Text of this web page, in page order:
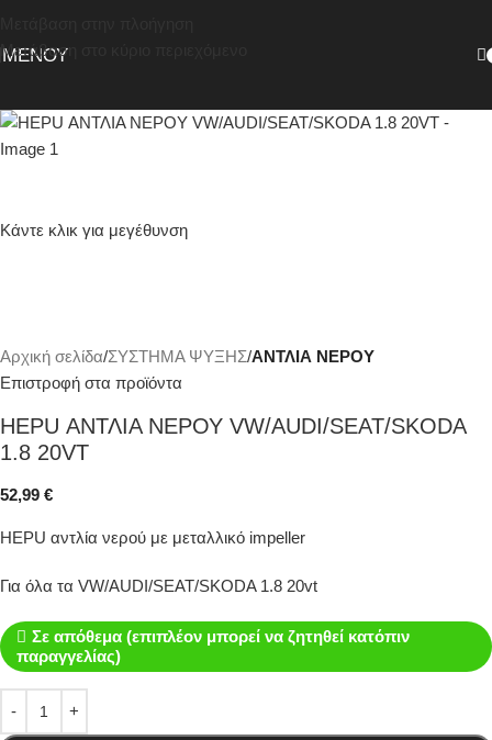
Μετάβαση στο κύριο περιεχόμενο
ΜΕΝΟΎ
Κάντε κλικ για μεγέθυνση
Αρχική σελίδα ΣΥΣΤΗΜΑ ΨΥΞΗΣ ΑΝΤΛΙΑ ΝΕΡΟΥ
Επιστροφή στα προϊόντα
HEPU ΑΝΤΛΙΑ ΝΕΡΟΥ VW/AUDI/SEAT/SKODA
1.8 20VT
52,99 €
HEPU αντλία νερού με μεταλλικό impeller
Για όλα τα VW/AUDI/SEAT/SKODA 1.8 20vt
Σε απόθεμα (επιπλέον μπορεί να ζητηθεί κατόπιν
παραγγελίας)